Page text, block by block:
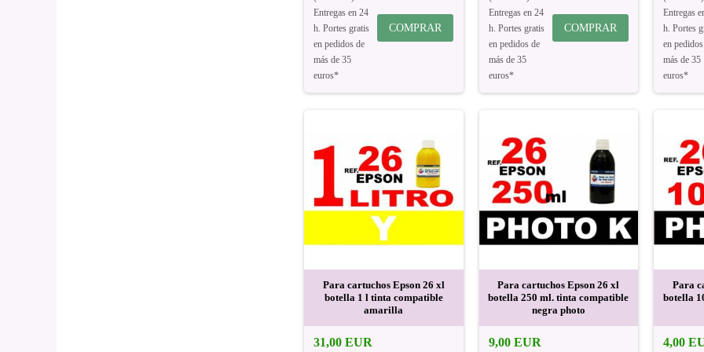
Entregas en 24
h. Portes gratis
en pedidos de
más de 35
euros*
COMPRAR
Entregas en 24
h. Portes gratis
en pedidos de
más de 35
euros*
COMPRAR
Entregas
h. Portes
en
más de 35
euros*
Para cartuchos Epson 26 xl
botella 1 l tinta compatible
amarilla
31,00 EUR
Para cartuchos Epson 26 xl
botella 250 ml. tinta compatible
negra photo
9,00 EUR
Para
botella
4,00